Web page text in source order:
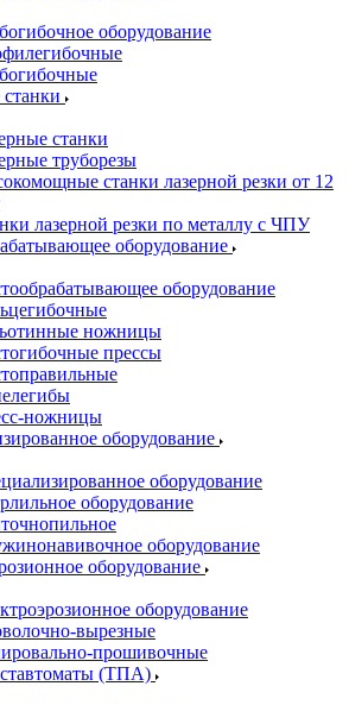
оборудование
станки
труборезы
станки лазерной резки от 12
лазерной резки по металлу с ЧПУ
оборудование
оборудование
ножницы
прессы
ножницы
оборудование
оборудование
оборудование
оборудование
оборудование
оборудование
вырезные
прошивочные
(ТПА)